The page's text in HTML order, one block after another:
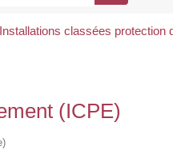
Installations classées protection
(ICPE)